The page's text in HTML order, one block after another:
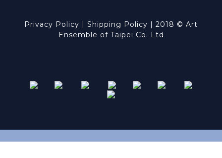
Privacy Policy Shipping Policy | 2018 © Art
Ensemble of Taipei Co. Ltd